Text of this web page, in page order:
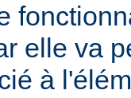
elle va
à